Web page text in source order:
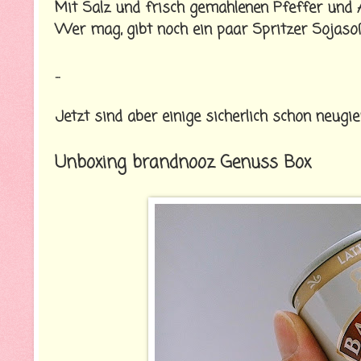
Mit Salz und frisch gemahlenen Pfeffer und
Wer mag, gibt noch ein paar Spritzer
...
Jetzt sind aber einige sicherlich schon
Unboxing brandnooz Genuss Box